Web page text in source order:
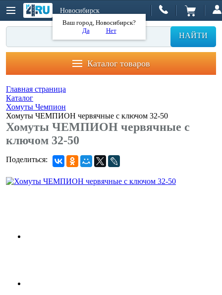
Новосибирск
Ваш город, Новосибирск?
Да
Нет
НАЙТИ
Каталог товаров
Главная страница
Каталог
Хомуты Чемпион
Хомуты ЧЕМПИОН червячные с ключом 32-50
Хомуты ЧЕМПИОН червячные с
ключом 32-50
Поделиться: